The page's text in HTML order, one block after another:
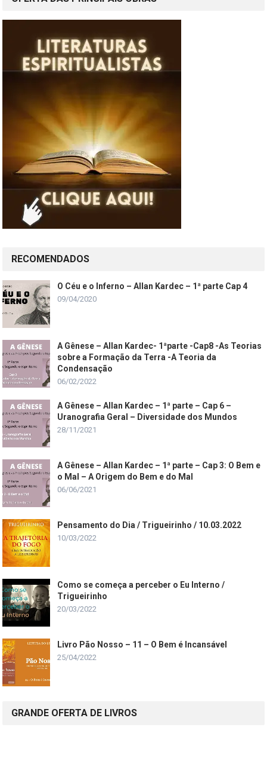
RECOMENDADOS
O Céu e o Inferno – Allan Kardec – 1ª parte Cap 4
09/04/2020
A Gênese – Allan Kardec- 1ªparte -Cap8 -As Teorias
sobre a Formação da Terra -A Teoria da
Condensação
06/02/2022
A Gênese – Allan Kardec – 1ª parte – Cap 6 –
Uranografia Geral – Diversidade dos Mundos
28/11/2021
A Gênese – Allan Kardec – 1ª parte – Cap 3: O Bem e
o Mal – A Origem do Bem e do Mal
06/06/2021
Pensamento do Dia / Trigueirinho / 10.03.2022
10/03/2022
Como se começa a perceber o Eu Interno /
Trigueirinho
20/03/2022
Livro Pão Nosso – 11 – O Bem é Incansável
25/04/2022
GRANDE OFERTA DE LIVROS